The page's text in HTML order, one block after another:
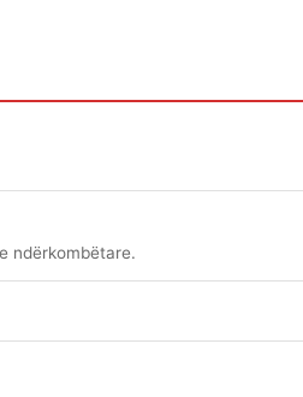
ndërkombëtare.